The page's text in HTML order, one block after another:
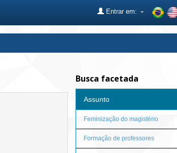
Entrar em:
Busca facetada
Assunto
Feminização do magistério
Formação de professores